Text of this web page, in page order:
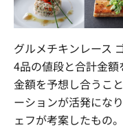
グルメチキンレース
4品の値段と合計金
金額を予想し合うこ
ーションが活発にな
ェフが考案したもの